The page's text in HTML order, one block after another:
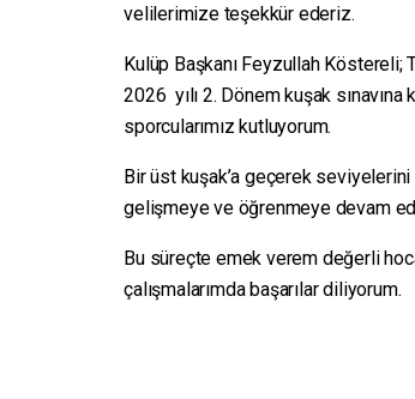
velilerimize teşekkür ederiz.
Kulüp Başkanı Feyzullah Köstereli;
2026 yılı 2. Dönem kuşak sınavına
sporcularımız kutluyorum.
Bir üst kuşak’a geçerek seviyelerini
gelişmeye ve öğrenmeye devam
Bu süreçte emek verem değerli
çalışmalarımda başarılar diliyorum.